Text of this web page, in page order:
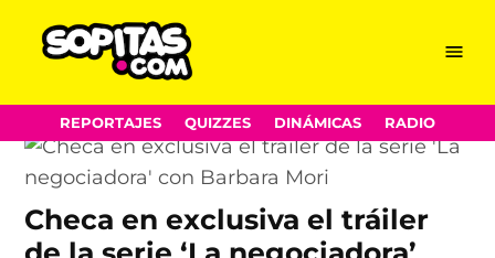
content
Menu
REPORTAJES QUIZZES DINÁMICAS RADIO
La negociadora
Checa en exclusiva el tráiler